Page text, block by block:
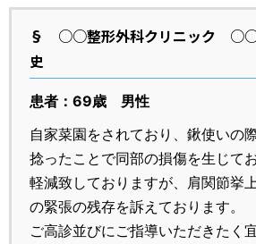
§ ○○整形外科クリニック
史
患者：69歳 男性
自家菜園をされており、鍬使いの
捻ったことで同部の損傷を生じて
軽減致しておりますが、肩関節挙
の緊張の残存を訴えております。
ご高診並びにご指導いただきたく